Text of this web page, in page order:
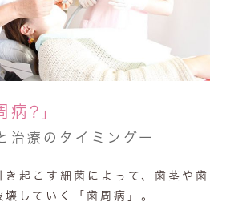
病?」
治療のタイミングー
き起こす細菌によって、歯茎や歯
していく「歯周病」。